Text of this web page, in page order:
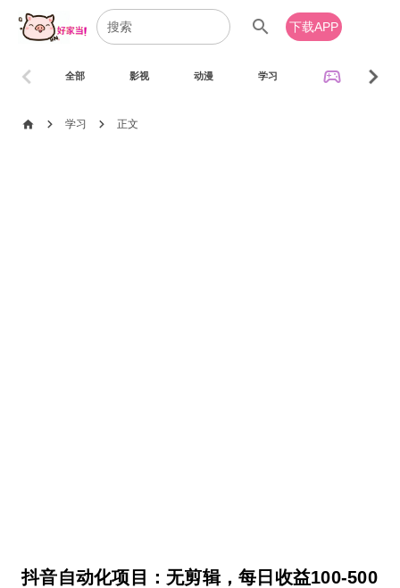
search 下载APP
全部 影视 动漫 学习 sports_esports
chevron_left chevron_right
home chevron_right 学习 chevron_right 正文
抖音自动化项目：无剪辑，每日收益100-500